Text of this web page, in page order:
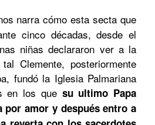
narra cómo esta secta que
cinco décadas, desde el
niñas declararon ver a la
Clemente, posteriormente
fundó la Iglesia Palmariana
en los que su ultimo Papa
por amor y después entro a